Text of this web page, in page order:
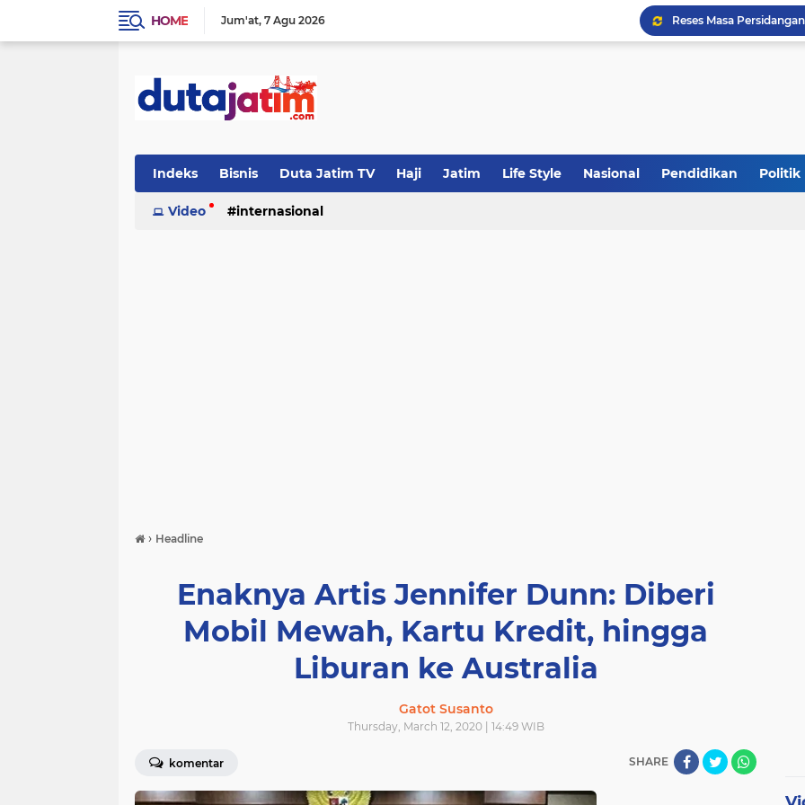
HOME Jum'at 7 Agu 2026
Tabrak Lari di
Sinergi Fiskal Moneter:
Indeks Bisnis Duta Jatim TV Haji Jatim Life Style Nasional Pendidikan Politik
Video internasional
› Headline
Enaknya Artis Jennifer Dunn: Diberi
Mobil Mewah, Kartu Kredit, hingga
Liburan ke Australia
Gatot Susanto
Thursday, March 12, 2020 | 14:49 WIB
komentar SHARE